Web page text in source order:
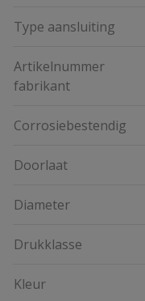
Type aansluiting
Artikelnummer
fabrikant
Corrosiebestendig
Doorlaat
Diameter
Drukklasse
Kleur